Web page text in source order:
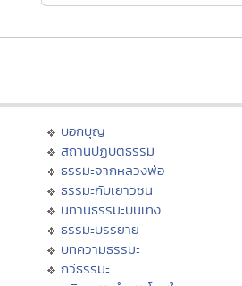
บอกบุญ
สถานปฏิบัติธรรม
ธรรมะจากหลวงพ่อ
ธรรมะกับเยาวชน
นิทานธรรมะบันเทิง
ธรรมะบรรยาย
บทความธรรมะ
กวีธรรมะ